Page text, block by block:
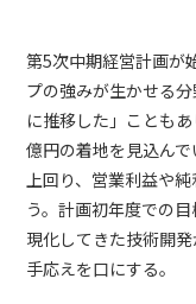
第5次中期経営計画が
プの強みが生かせる
に推移した」ことも
億円の着地を見込ん
上回り、営業利益や
う。計画初年度での
現化してきた技術開
手応えを口にする。